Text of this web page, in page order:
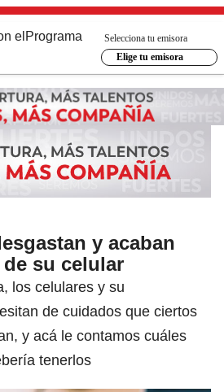
el Programa
Selecciona tu emisora
Elige tu emisora
y acaban
su celular
los celulares y su
de cuidados que ciertos
y acá le contamos cuáles
tenerlos